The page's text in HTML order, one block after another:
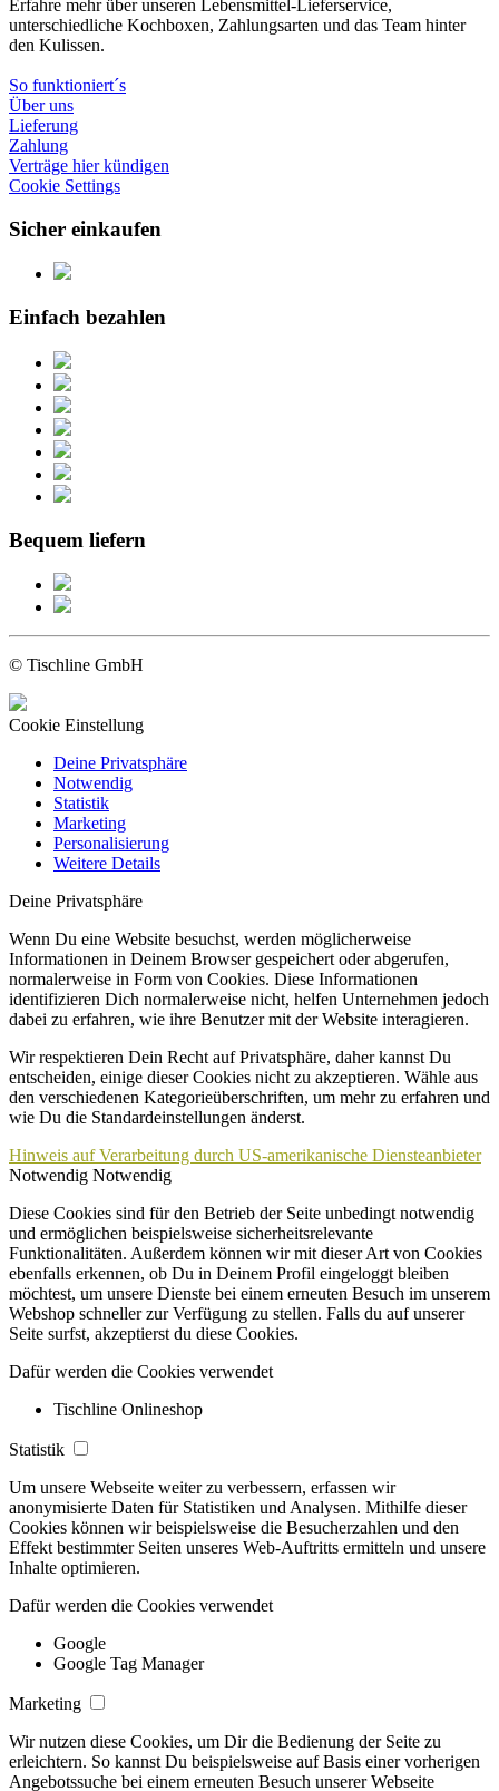
Erfahre mehr über unseren Lebensmittel-Lieferservice,
unterschiedliche Kochboxen, Zahlungsarten und das Team hinter
den Kulissen.
So funktioniert´s
Über uns
Lieferung
Zahlung
Verträge hier kündigen
Cookie Settings
Sicher einkaufen
Einfach bezahlen
Bequem liefern
© Tischline GmbH
Cookie Einstellung
Deine Privatsphäre
Notwendig
Statistik
Marketing
Personalisierung
Weitere Details
Deine Privatsphäre
Wenn Du eine Website besuchst, werden möglicherweise
Informationen in Deinem Browser gespeichert oder abgerufen,
normalerweise in Form von Cookies. Diese Informationen
identifizieren Dich normalerweise nicht, helfen Unternehmen jedoch
dabei zu erfahren, wie ihre Benutzer mit der Website interagieren.
Wir respektieren Dein Recht auf Privatsphäre, daher kannst Du
entscheiden, einige dieser Cookies nicht zu akzeptieren. Wähle aus
den verschiedenen Kategorieüberschriften, um mehr zu erfahren und
wie Du die Standardeinstellungen änderst.
Hinweis auf Verarbeitung durch US-amerikanische Diensteanbieter
Notwendig Notwendig
Diese Cookies sind für den Betrieb der Seite unbedingt notwendig
und ermöglichen beispielsweise sicherheitsrelevante
Funktionalitäten. Außerdem können wir mit dieser Art von Cookies
ebenfalls erkennen, ob Du in Deinem Profil eingeloggt bleiben
möchtest, um unsere Dienste bei einem erneuten Besuch im unserem
Webshop schneller zur Verfügung zu stellen. Falls du auf unserer
Seite surfst, akzeptierst du diese Cookies.
Dafür werden die Cookies verwendet
Tischline Onlineshop
Statistik
Um unsere Webseite weiter zu verbessern, erfassen wir
anonymisierte Daten für Statistiken und Analysen. Mithilfe dieser
Cookies können wir beispielsweise die Besucherzahlen und den
Effekt bestimmter Seiten unseres Web-Auftritts ermitteln und unsere
Inhalte optimieren.
Dafür werden die Cookies verwendet
Google
Google Tag Manager
Marketing
Wir nutzen diese Cookies, um Dir die Bedienung der Seite zu
erleichtern. So kannst Du beispielsweise auf Basis einer vorherigen
Angebotssuche bei einem erneuten Besuch unserer Webseite